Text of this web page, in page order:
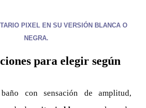
PIXEL EN SU VERSIÓN BLANCA O
NEGRA.
para elegir según
con sensación de amplitud,